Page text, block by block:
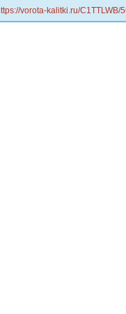
vorota-kalitki.ru/C1TTLWB/